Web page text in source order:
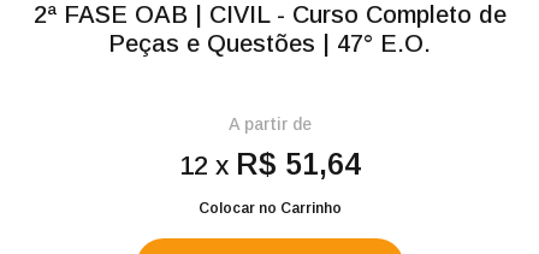
2ª FASE OAB | CIVIL - Curso Completo de
Peças e Questões | 47° E.O.
A partir de
12 x R$ 51,64
Colocar no Carrinho